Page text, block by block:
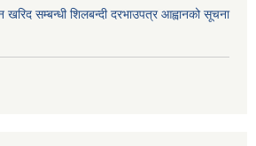
सम्बन्धी शिलबन्दी दरभाउपत्र आह्वानको सूचना